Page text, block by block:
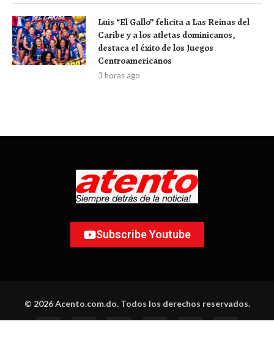
Luis “El Gallo” felicita a Las Reinas del
Caribe y a los atletas dominicanos,
destaca el éxito de los Juegos
Centroamericanos
3 horas ago
Subscribe Youtube
© 2026 Acento.com.do. Todos los derechos reservados.